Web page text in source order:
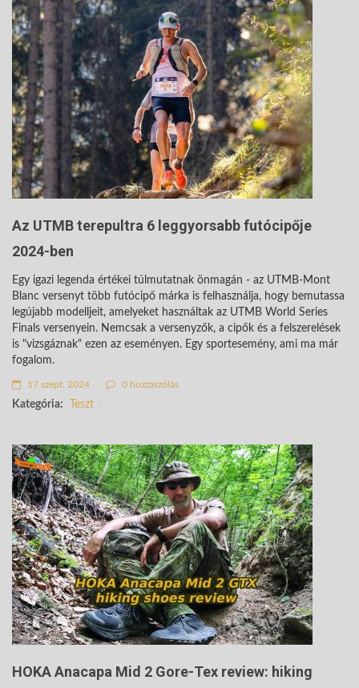
Az UTMB terepultra 6 leggyorsabb futócipője
2024-ben
Egy igazi legenda értékei túlmutatnak önmagán - az UTMB-Mont
Blanc versenyt több futócipő márka is felhasználja, hogy bemutassa
legújabb modelljeit, amelyeket használtak az UTMB World Series
Finals versenyein. Nemcsak a versenyzők, a cipők és a felszerelések
is "vizsgáznak" ezen az eseményen. Egy sportesemény, ami ma már
fogalom.
17 szept. 2024 0 hozzászólás
Kategória: Teszt
HOKA Anacapa Mid 2 Gore-Tex review: hiking